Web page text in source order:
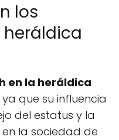
los
heráldica
en la heráldica
que su influencia
del estatus y la
la sociedad de